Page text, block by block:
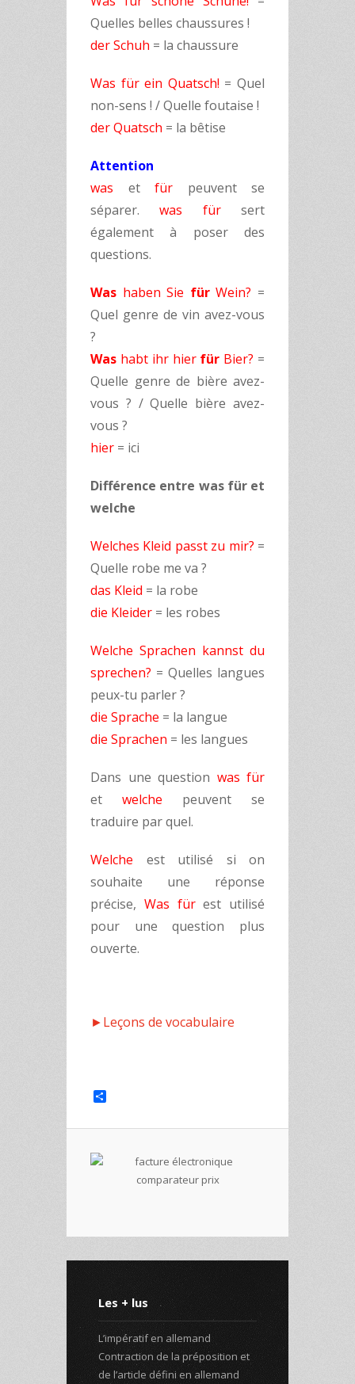
Quelles belles chaussures !
der Schuh = la chaussure
Was für ein Quatsch! = Quel
non-sens ! / Quelle foutaise !
der Quatsch = la bêtise
Attention
was et für peuvent se
séparer.was fürsert
également à poser des
questions.
Was haben Sie fürWein? =
Quel genre de vin avez-vous
?
Was habt ihr hier für Bier? =
Quelle genre de bière avez-
vous ? / Quelle bière avez-
vous ?
hier = ici
Différence entre was für et
welche
Welches Kleid passt zu mir? =
Quelle robe me va ?
das Kleid = la robe
die Kleider = les robes
Welche Sprachen kannst du
sprechen? = Quelles langues
peux-tu parler ?
die Sprache = la langue
die Sprachen = les langues
Dans une question was für
et welche peuvent se
traduire par quel.
Welche est utilisé si on
souhaite une réponse
précise, Was fürest utilisé
pour une question plus
ouverte.
►Leçons de vocabulaire
Les + lus
L’impératif en allemand
Contraction de la préposition et
de l’article défini en allemand